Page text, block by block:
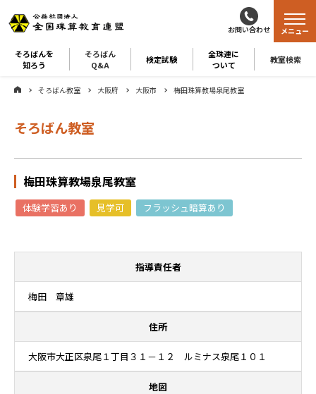
お問い合わせ
そろばんを
知ろう
そろばん
Q&A
検定試験
全珠連に
ついて
教室検索
メニュー
そろばん教室 大阪府 大阪市 梅田珠算教場泉尾教室
そろばん教室
梅田珠算教場泉尾教室
体験学習あり 見学可 フラッシュ暗算あり
指導責任者
梅田 章雄
住所
大阪市大正区泉尾１丁目３１－１２ ルミナス泉尾１０１
地図